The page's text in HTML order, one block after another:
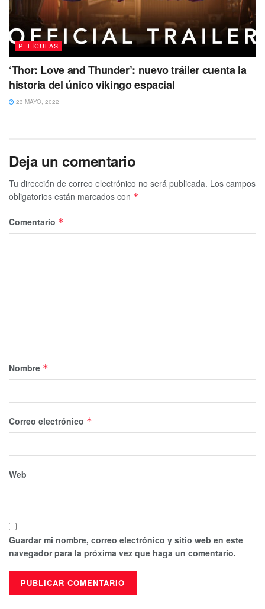
PELÍCULAS
‘Thor: Love and Thunder’: nuevo tráiler cuenta la
historia del único vikingo espacial
23 MAYO, 2022
Deja un comentario
Tu dirección de correo electrónico no será publicada. Los campos
obligatorios están marcados con *
Comentario *
Nombre *
Correo electrónico *
Web
Guardar mi nombre, correo electrónico y sitio web en este
navegador para la próxima vez que haga un comentario.